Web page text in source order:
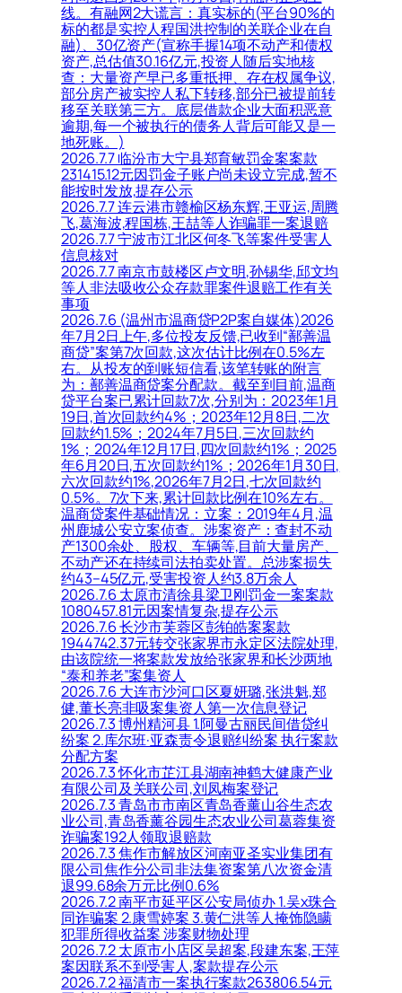
线。有融网2大谎言：真实标的(平台90%的
标的都是实控人程国洪控制的关联企业在自
融)、30亿资产(宣称手握14项不动产和债权
资产,总估值30.16亿元,投资人随后实地核
查：大量资产早已多重抵押、存在权属争议,
部分房产被实控人私下转移,部分已被提前转
移至关联第三方。底层借款企业大面积恶意
逾期,每一个被执行的债务人背后可能又是一
地死账。)
2026.7.7 临汾市大宁县郑育敏罚金案案款
231415.12元因罚金子账户尚未设立完成,暂不
能按时发放,提存公示
2026.7.7 连云港市赣榆区杨东辉,王亚运,周腾
飞,葛海波,程国栋,王喆等人诈骗罪一案退赔
2026.7.7 宁波市江北区何冬飞等案件受害人
信息核对
2026.7.7 南京市鼓楼区卢文明,孙锡华,邱文均
等人非法吸收公众存款罪案件退赔工作有关
事项
2026.7.6 (温州市温商贷P2P案自媒体)2026
年7月2日上午,多位投友反馈,已收到“鄯善温
商贷”案第7次回款,这次估计比例在0.5%左
右。从投友的到账短信看,该笔转账的附言
为：鄯善温商贷案分配款。截至到目前,温商
贷平台案已累计回款7次,分别为：2023年1月
19日,首次回款约4%；2023年12月8日,二次
回款约1.5%；2024年7月5日,三次回款约
1%；2024年12月17日,四次回款约1%；2025
年6月20日,五次回款约1%；2026年1月30日,
六次回款约1%,2026年7月2日,七次回款约
0.5%。7次下来,累计回款比例在10%左右。
温商贷案件基础情况：立案：2019年4月,温
州鹿城公安立案侦查。涉案资产：查封不动
产1300余处、股权、车辆等,目前大量房产、
不动产还在持续司法拍卖处置。总涉案损失
约43–45亿元,受害投资人约3.8万余人
2026.7.6 太原市清徐县梁卫刚罚金一案案款
1080457.81元因案情复杂,提存公示
2026.7.6 长沙市芙蓉区彭铂皓案案款
1944742.37元转交张家界市永定区法院处理,
由该院统一将案款发放给张家界和长沙两地
“泰和养老”案集资人
2026.7.6 大连市沙河口区夏妍璐,张洪魁,郑
健,董长亮非吸案集资人第一次信息登记
2026.7.3 博州精河县 1.阿曼古丽民间借贷纠
纷案 2.库尔班·亚森责令退赔纠纷案 执行案款
分配方案
2026.7.3 怀化市芷江县湖南神鹤大健康产业
有限公司及关联公司,刘凤梅案登记
2026.7.3 青岛市市南区青岛香薰山谷生态农
业公司,青岛香薰谷园生态农业公司葛蓉集资
诈骗案192人领取退赔款
2026.7.3 焦作市解放区河南亚圣实业集团有
限公司焦作分公司非法集资案第八次资金清
退99.68余万元比例0.6%
2026.7.2 南平市延平区公安局侦办 1.吴x珠合
同诈骗案 2.康雪婷案 3.黄仁洪等人掩饰隐瞒
犯罪所得收益案 涉案财物处理
2026.7.2 太原市小店区吴超案,段建东案,王萍
案因联系不到受害人,案款提存公示
2026.7.2 福清市一案执行案款263806.54元